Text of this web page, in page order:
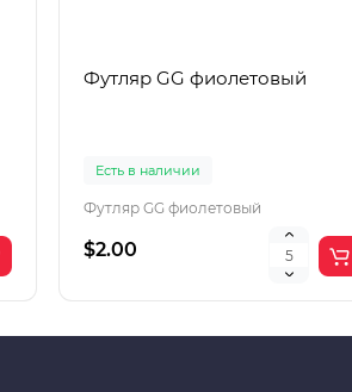
Футляр GG фиолетовый
Есть в наличии
Футляр GG фиолетовый
$2.00